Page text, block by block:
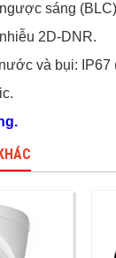
sáng
2D-DNR.
và bụi: